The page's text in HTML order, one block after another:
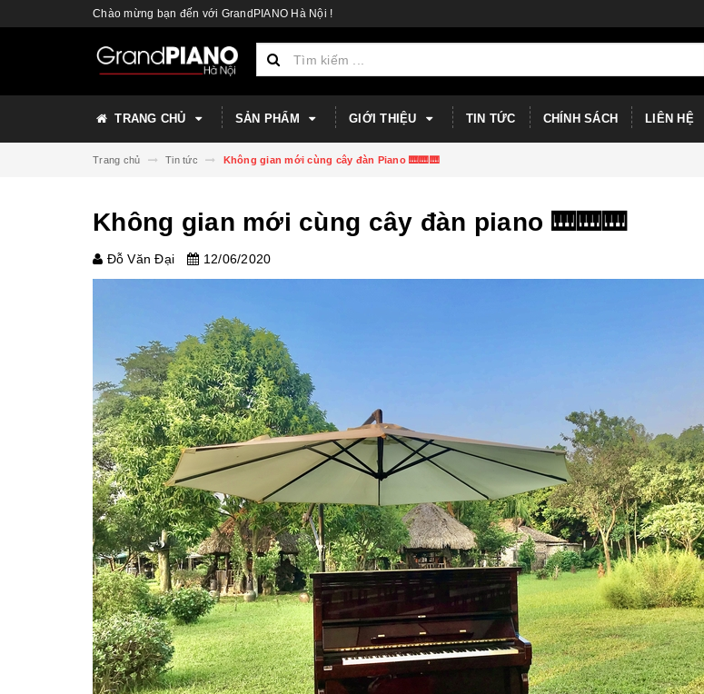
Chào mừng bạn đến với GrandPIANO Hà Nội !
TRANG CHỦ SẢN PHẨM GIỚI THIỆU TIN TỨC CHÍNH SÁCH LIÊN HỆ
Trang chủ Tin tức Không gian mới cùng cây đàn Piano 🎹🎹🎹
Không gian mới cùng cây đàn piano 🎹🎹🎹
Đỗ Văn Đại 12/06/2020